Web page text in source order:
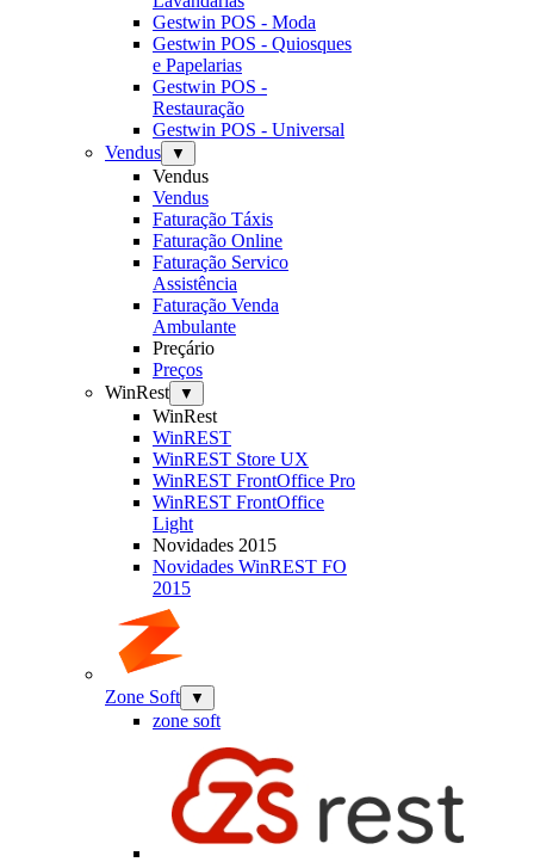
Gestwin POS - Moda
Gestwin POS - Quiosques
e Papelarias
Gestwin POS -
Restauração
Gestwin POS - Universal
Vendus
▼
Vendus
Vendus
Faturação Táxis
Faturação Online
Faturação Servico
Assistência
Faturação Venda
Ambulante
Preçário
Preços
WinRest
▼
WinRest
WinREST
WinREST Store UX
WinREST FrontOffice Pro
WinREST FrontOffice
Light
Novidades 2015
Novidades WinREST FO
2015
Zone Soft ▼
zone soft